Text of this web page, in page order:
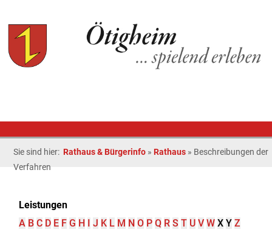
Sie sind hier: Rathaus & Bürgerinfo » Rathaus » Beschreibungen der
Verfahren
Leistungen
A B C D E F G H I J K L M N O P Q R S T U V W X Y Z